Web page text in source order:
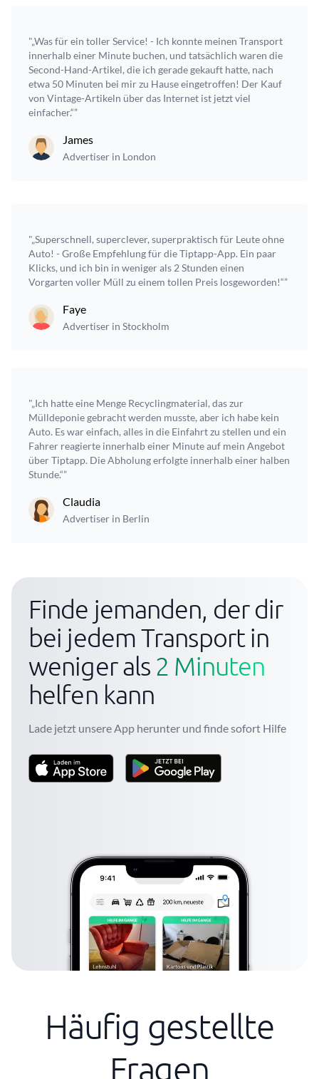
"„Was für ein toller Service! - Ich konnte meinen Transport
innerhalb einer Minute buchen, und tatsächlich waren die
Second-Hand-Artikel, die ich gerade gekauft hatte, nach
etwa 50 Minuten bei mir zu Hause eingetroffen! Der Kauf
von Vintage-Artikeln über das Internet ist jetzt viel
einfacher.“”
James
Advertiser in London
"„Superschnell, superclever, superpraktisch für Leute ohne
Auto! - Große Empfehlung für die Tiptapp-App. Ein paar
Klicks, und ich bin in weniger als 2 Stunden einen
Vorgarten voller Müll zu einem tollen Preis losgeworden!“”
Faye
Advertiser in Stockholm
"„Ich hatte eine Menge Recyclingmaterial, das zur
Mülldeponie gebracht werden musste, aber ich habe kein
Auto. Es war einfach, alles in die Einfahrt zu stellen und ein
Fahrer reagierte innerhalb einer Minute auf mein Angebot
über Tiptapp. Die Abholung erfolgte innerhalb einer halben
Stunde.“”
Claudia
Advertiser in Berlin
Finde jemanden, der dir
bei jedem Transport in
weniger als 2 Minuten
helfen kann
Lade jetzt unsere App herunter und finde sofort Hilfe
Häufig gestellte
Fragen